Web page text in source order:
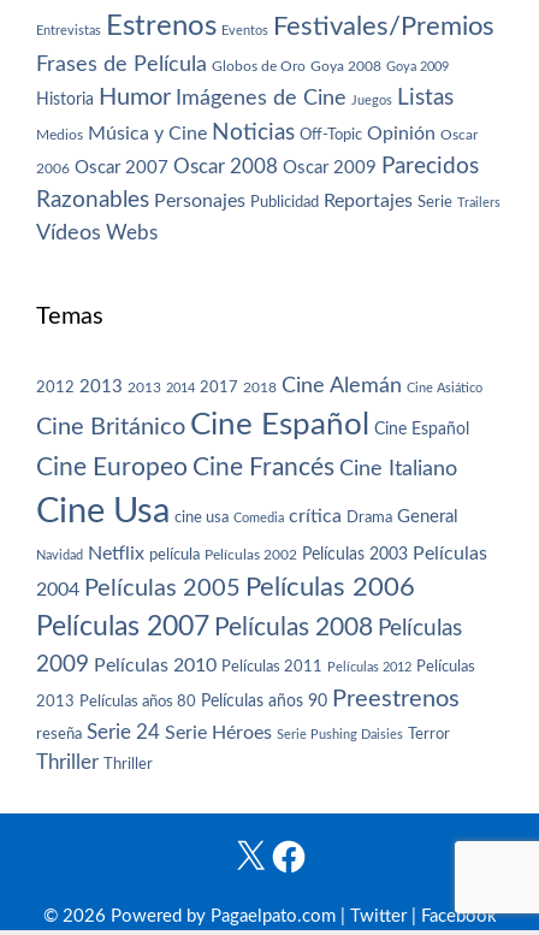
Entrevistas Estrenos Eventos Festivales/Premios
Frases de Película Globos de Oro Goya 2008 Goya 2009
Historia Humor Imágenes de Cine Juegos Listas
Medios Música y Cine Noticias Off-Topic Opinión Oscar
2006 Oscar 2007 Oscar 2008 Oscar 2009 Parecidos
Razonables Personajes Publicidad Reportajes Serie Trailers
Vídeos Webs
Temas
2012 2013 2013 2014 2017 2018 Cine Alemán Cine Asiático
Cine Británico Cine Español Cine Español
Cine Europeo Cine Francés Cine Italiano
Cine Usa cine usa Comedia crítica Drama General
Navidad Netflix película Películas 2002 Películas 2003 Películas
2004 Películas 2005 Películas 2006
Películas 2007 Películas 2008 Películas
2009 Películas 2010 Películas 2011 Películas 2012 Películas
2013 Películas años 80 Películas años 90 Preestrenos
reseña Serie 24 Serie Héroes Serie Pushing Daisies Terror
Thriller Thriller
X Facebook
© 2026 Powered by Pagaelpato.com | Twitter| Facebook